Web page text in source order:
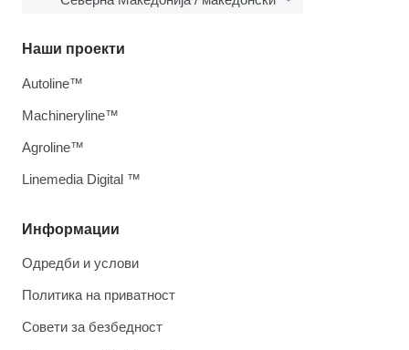
Информации
Одредби и услови
Политика на приватност
Совети за безбедност
Наши проекти
Autoline™
Machineryline™
Agroline™
Linemedia Digital ™